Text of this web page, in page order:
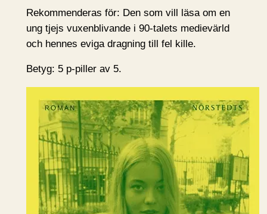
Rekommenderas för: Den som vill läsa om en
ung tjejs vuxenblivande i 90-talets medievärld
och hennes eviga dragning till fel kille.
Betyg: 5 p-piller av 5.